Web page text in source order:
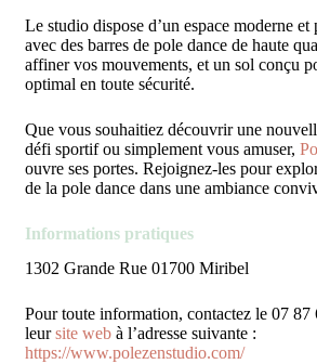
Le studio dispose d’un espace moderne et
avec des barres de pole dance de haute
affiner vos mouvements, et un sol conçu
optimal en toute sécurité.
Que vous souhaitiez découvrir une
défi sportif ou simplement vous amuser,
ouvre ses portes. Rejoignez-les pour
de la pole dance dans une ambiance
Informations pratiques
1302 Grande Rue 01700 Miribel
Pour toute information, contactez le 07
leursite web à l’adresse suivante :
https://www.polezenstudio.com/